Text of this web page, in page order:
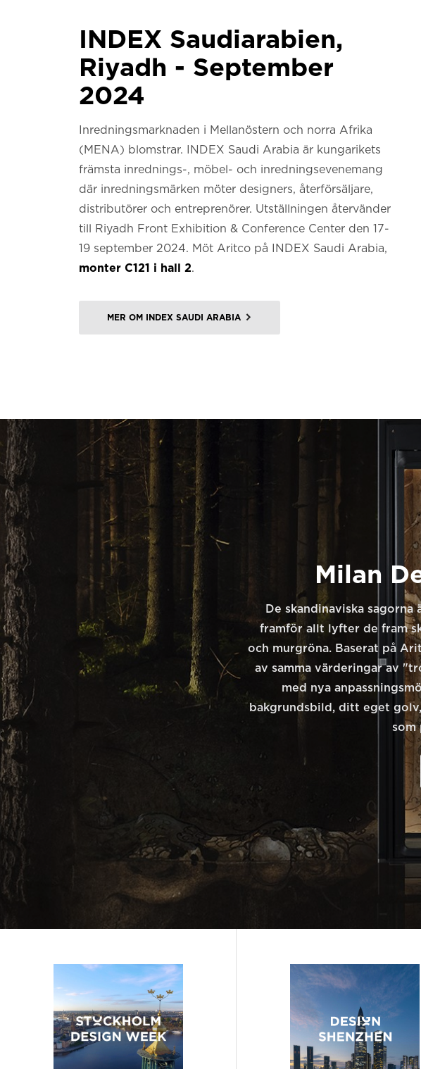
INDEX Saudiarabien,
Riyadh - September
2024
Inredningsmarknaden i Mellanöstern och norra Afrika
(MENA) blomstrar. INDEX Saudi Arabia är kungarikets
främsta inrednings-, möbel- och inredningsevenemang
där inredningsmärken möter designers, återförsäljare,
distributörer och entreprenörer. Utställningen återvänder
till Riyadh Front Exhibition & Conference Center den 17-
19 september 2024. Möt Aritco på INDEX Saudi Arabia,
monter C121 i hall 2.
MER OM INDEX SAUDI ARABIA
Milan
De skandinaviska
framför allt lyfter de fram
och murgröna. Baserat på
av samma värderingar av
med nya
bakgrundsbild, ditt eget
som